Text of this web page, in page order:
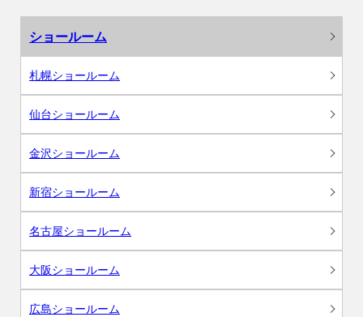
ショールーム
札幌ショールーム
仙台ショールーム
金沢ショールーム
新宿ショールーム
名古屋ショールーム
大阪ショールーム
広島ショールーム